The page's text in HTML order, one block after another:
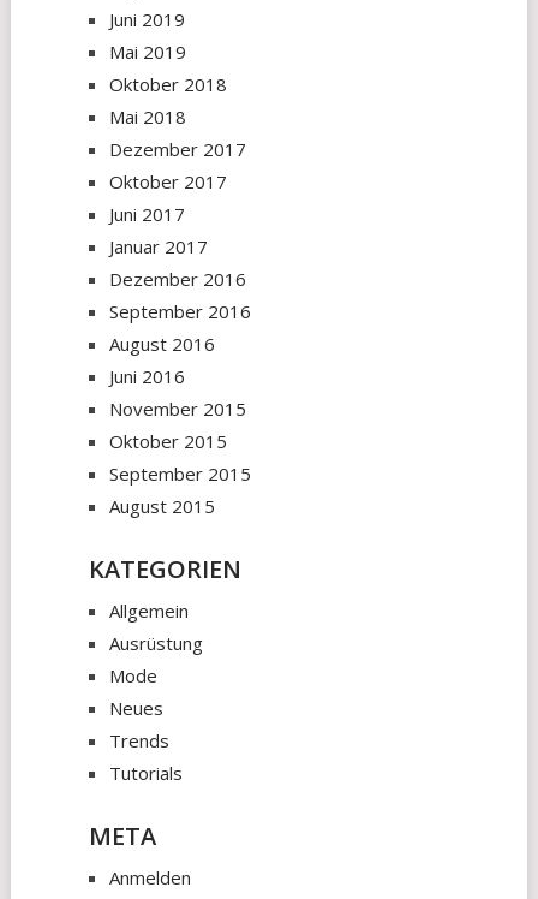
Juni 2019
Mai 2019
Oktober 2018
Mai 2018
Dezember 2017
Oktober 2017
Juni 2017
Januar 2017
Dezember 2016
September 2016
August 2016
Juni 2016
November 2015
Oktober 2015
September 2015
August 2015
KATEGORIEN
Allgemein
Ausrüstung
Mode
Neues
Trends
Tutorials
META
Anmelden